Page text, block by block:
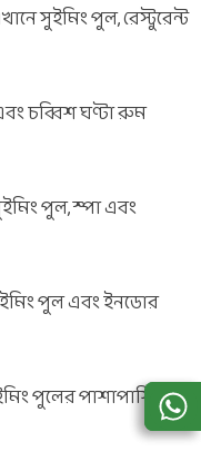
সুইমিং পুল, রেস্টুরেন্ট
চব্বিশ ঘণ্টা রুম
পুল, স্পা এবং
পুল এবং ইনডোর
পুলের পাশাপাশি